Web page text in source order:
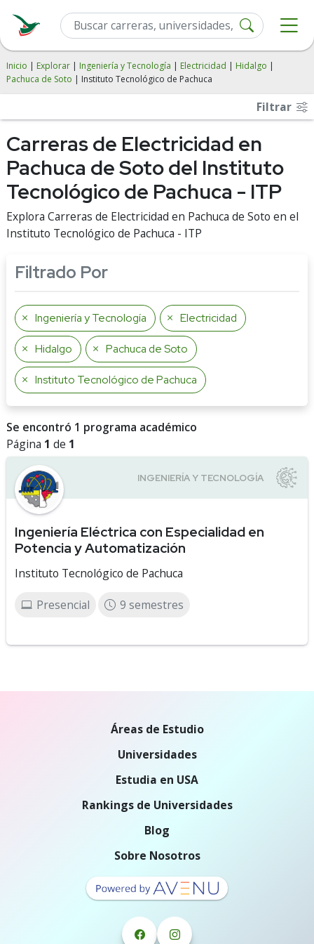
Inicio | Explorar | Ingeniería y Tecnología | Electricidad | Hidalgo |
Pachuca de Soto | Instituto Tecnológico de Pachuca
Filtrar
Carreras de Electricidad en
Pachuca de Soto del Instituto
Tecnológico de Pachuca - ITP
Explora Carreras de Electricidad en Pachuca de Soto en el
Instituto Tecnológico de Pachuca - ITP
Filtrado Por
Ingeniería y Tecnología Electricidad
Hidalgo Pachuca de Soto
Instituto Tecnológico de Pachuca
Se encontró 1 programa académico
Página 1 de 1
Ingeniería Eléctrica con Especialidad en
Potencia y Automatización
Instituto Tecnológico de Pachuca
Presencial 9 semestres
Áreas de Estudio
Universidades
Estudia en USA
Rankings de Universidades
Blog
Sobre Nosotros